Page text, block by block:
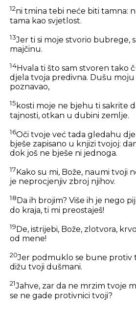
12ni tmina tebi neće biti tamna:
tama kao svjetlost.
13Jer ti si moje stvorio bubrege,
majčinu.
14Hvala ti što sam stvoren tako
djela tvoja predivna. Dušu moju
poznavao,
15 kosti moje ne bjehu ti sakrite
tajnosti, otkan u dubini zemlje.
16Oči tvoje već tada gledahu
bješe zapisano u knjizi tvojoj:
dok još ne bješe ni jednoga.
17 Kako su mi, Bože, naumi tvoji
je neprocjenjiv zbroj njihov.
18 Da ih brojim? Više ih je nego
do kraja, ti mi preostaješ!
19De, istrijebi, Bože, zlotvora,
od mene!
20Jer podmuklo se bune protiv
dižu tvoji dušmani.
21Jahve, zar da ne mrzim tvoje
se ne gade protivnici tvoji?